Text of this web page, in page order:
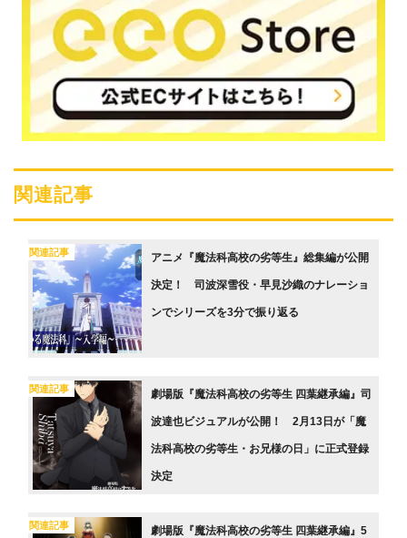
関連記事
関連記事 アニメ『魔法科高校の劣等生』総集編が公開
決定！ 司波深雪役・早見沙織のナレーショ
ンでシリーズを3分で振り返る
関連記事 劇場版『魔法科高校の劣等生 四葉継承編』司
波達也ビジュアルが公開！ 2月13日が「魔
法科高校の劣等生・お兄様の日」に正式登録
決定
関連記事 劇場版『魔法科高校の劣等生 四葉継承編』5